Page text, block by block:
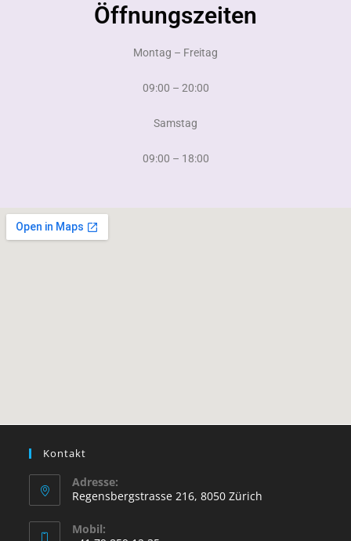
Öffnungszeiten
Montag – Freitag
09:00 – 20:00
Samstag
09:00 – 18:00
Kontakt
Adresse:
Regensbergstrasse 216, 8050 Zürich
Mobil: